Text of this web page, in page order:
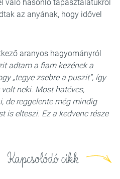
való hasonló tapasztalatukról
az anyának, hogy idővel
aranyos hagyományról
adtam a fiam kezének a
„tegye zsebre a puszit”, így
neki. Most hatéves,
de reggelente még mindig
is elteszi. Ez a kedvenc része
Kapcsolódó cikk